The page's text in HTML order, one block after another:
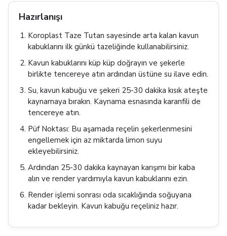
Hazırlanışı
Koroplast Taze Tutan sayesinde arta kalan kavun
kabuklarını ilk günkü tazeliğinde kullanabilirsiniz.
Kavun kabuklarını küp küp doğrayın ve şekerle
birlikte tencereye atın ardından üstüne su ilave edin.
Su, kavun kabuğu ve şekeri 25-30 dakika kısık ateşte
kaynamaya bırakın. Kaynama esnasında karanfili de
tencereye atın.
Püf Noktası: Bu aşamada reçelin şekerlenmesini
engellemek için az miktarda limon suyu
ekleyebilirsiniz.
Ardından 25-30 dakika kaynayan karışımı bir kaba
alın ve render yardımıyla kavun kabuklarını ezin.
Render işlemi sonrası oda sıcaklığında soğuyana
kadar bekleyin. Kavun kabuğu reçeliniz hazır.